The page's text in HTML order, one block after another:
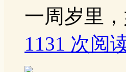
一周岁里
1131 次阅